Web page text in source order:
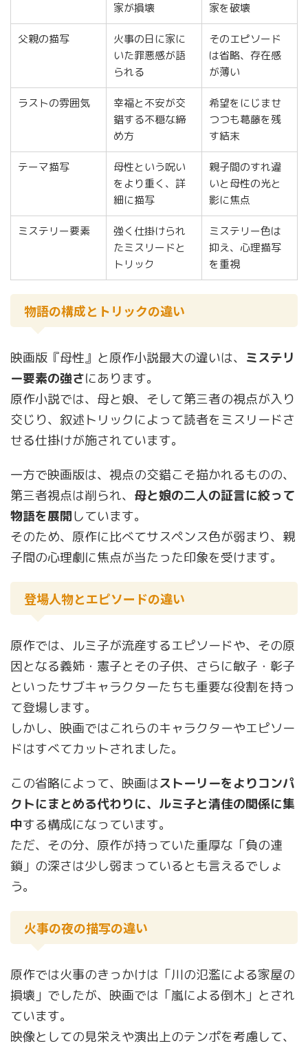
家が損壊
家を破壊
父親の描写
火事の日に家に
いた罪悪感が語
られる
そのエピソード
は省略、存在感
が薄い
ラストの雰囲気
幸福と不安が交
錯する不穏な締
め方
希望をにじませ
つつも葛藤を残
す結末
テーマ描写
母性という呪い
をより重く、詳
細に描写
親子間のすれ違
いと母性の光と
影に焦点
ミステリー要素
強く仕掛けられ
たミスリードと
トリック
ミステリー色は
抑え、心理描写
を重視
物語の構成とトリックの違い
映画版『母性』と原作小説最大の違いは、 ミステリ
ー要素の強さにあります。
原作小説では、母と娘、そして第三者の視点が入り
交じり、叙述トリックによって読者をミスリードさ
せる仕掛けが施されています。
一方で映画版は、視点の交錯こそ描かれるものの、
第三者視点は削られ、 母と娘の二人の証言に絞って
物語を展開しています。
そのため、原作に比べてサスペンス色が弱まり、親
子間の心理劇に焦点が当たった印象を受けます。
登場人物とエピソードの違い
原作では、ルミ子が流産するエピソードや、その原
因となる義姉・憲子とその子供、さらに敏子・彰子
といったサブキャラクターたちも重要な役割を持っ
て登場します。
しかし、映画ではこれらのキャラクターやエピソー
ドはすべてカットされました。
この省略によって、映画はストーリーをよりコンパ
クトにまとめる代わりに、ルミ子と清佳の関係に集
中する構成になっています。
ただ、その分、原作が持っていた重厚な「負の連
鎖」の深さは少し弱まっているとも言えるでしょ
う。
火事の夜の描写の違い
原作では火事のきっかけは「川の氾濫による家屋の
損壊」でしたが、映画では「嵐による倒木」とされ
ています。
映像としての見栄えや演出上のテンポを考慮して、